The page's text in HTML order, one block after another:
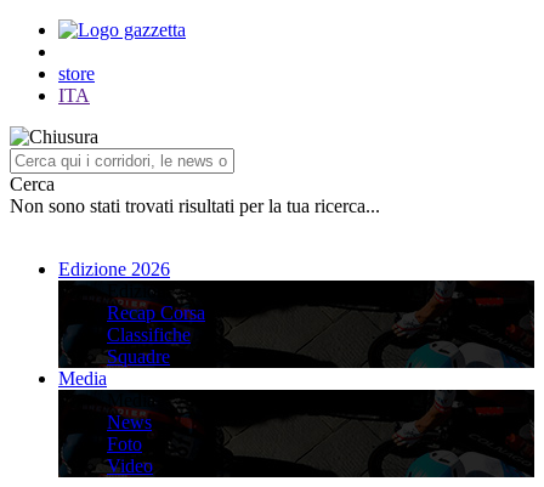
store
ITA
Cerca
Non sono stati trovati risultati per la tua ricerca...
Edizione 2026
Edizione 2026
Recap Corsa
Classifiche
Squadre
Media
Media
News
Foto
Video